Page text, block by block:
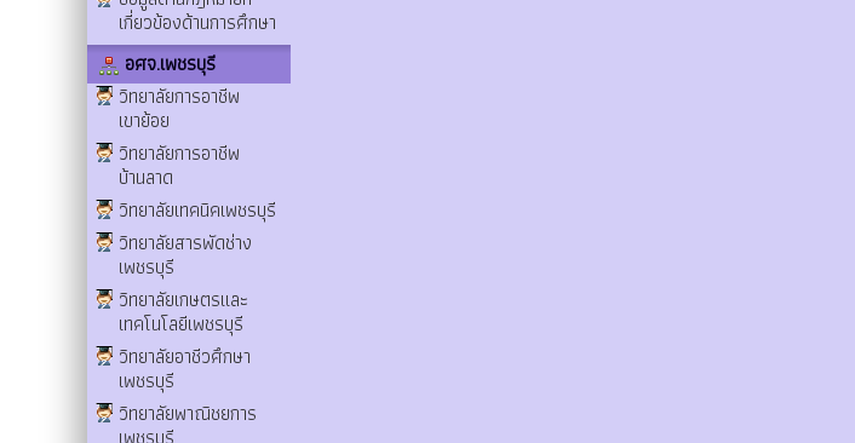
เกี่ยวข้องด้านการศึกษา
อศจ.เพชรบุรี
วิทยาลัยการอาชีพ
เขาย้อย
วิทยาลัยการอาชีพ
บ้านลาด
วิทยาลัยเทคนิคเพชรบุรี
วิทยาลัยสารพัดช่าง
เพชรบุรี
วิทยาลัยเกษตรและ
เทคโนโลยีเพชรบุรี
วิทยาลัยอาชีวศึกษา
เพชรบุรี
วิทยาลัยพาณิชยการ